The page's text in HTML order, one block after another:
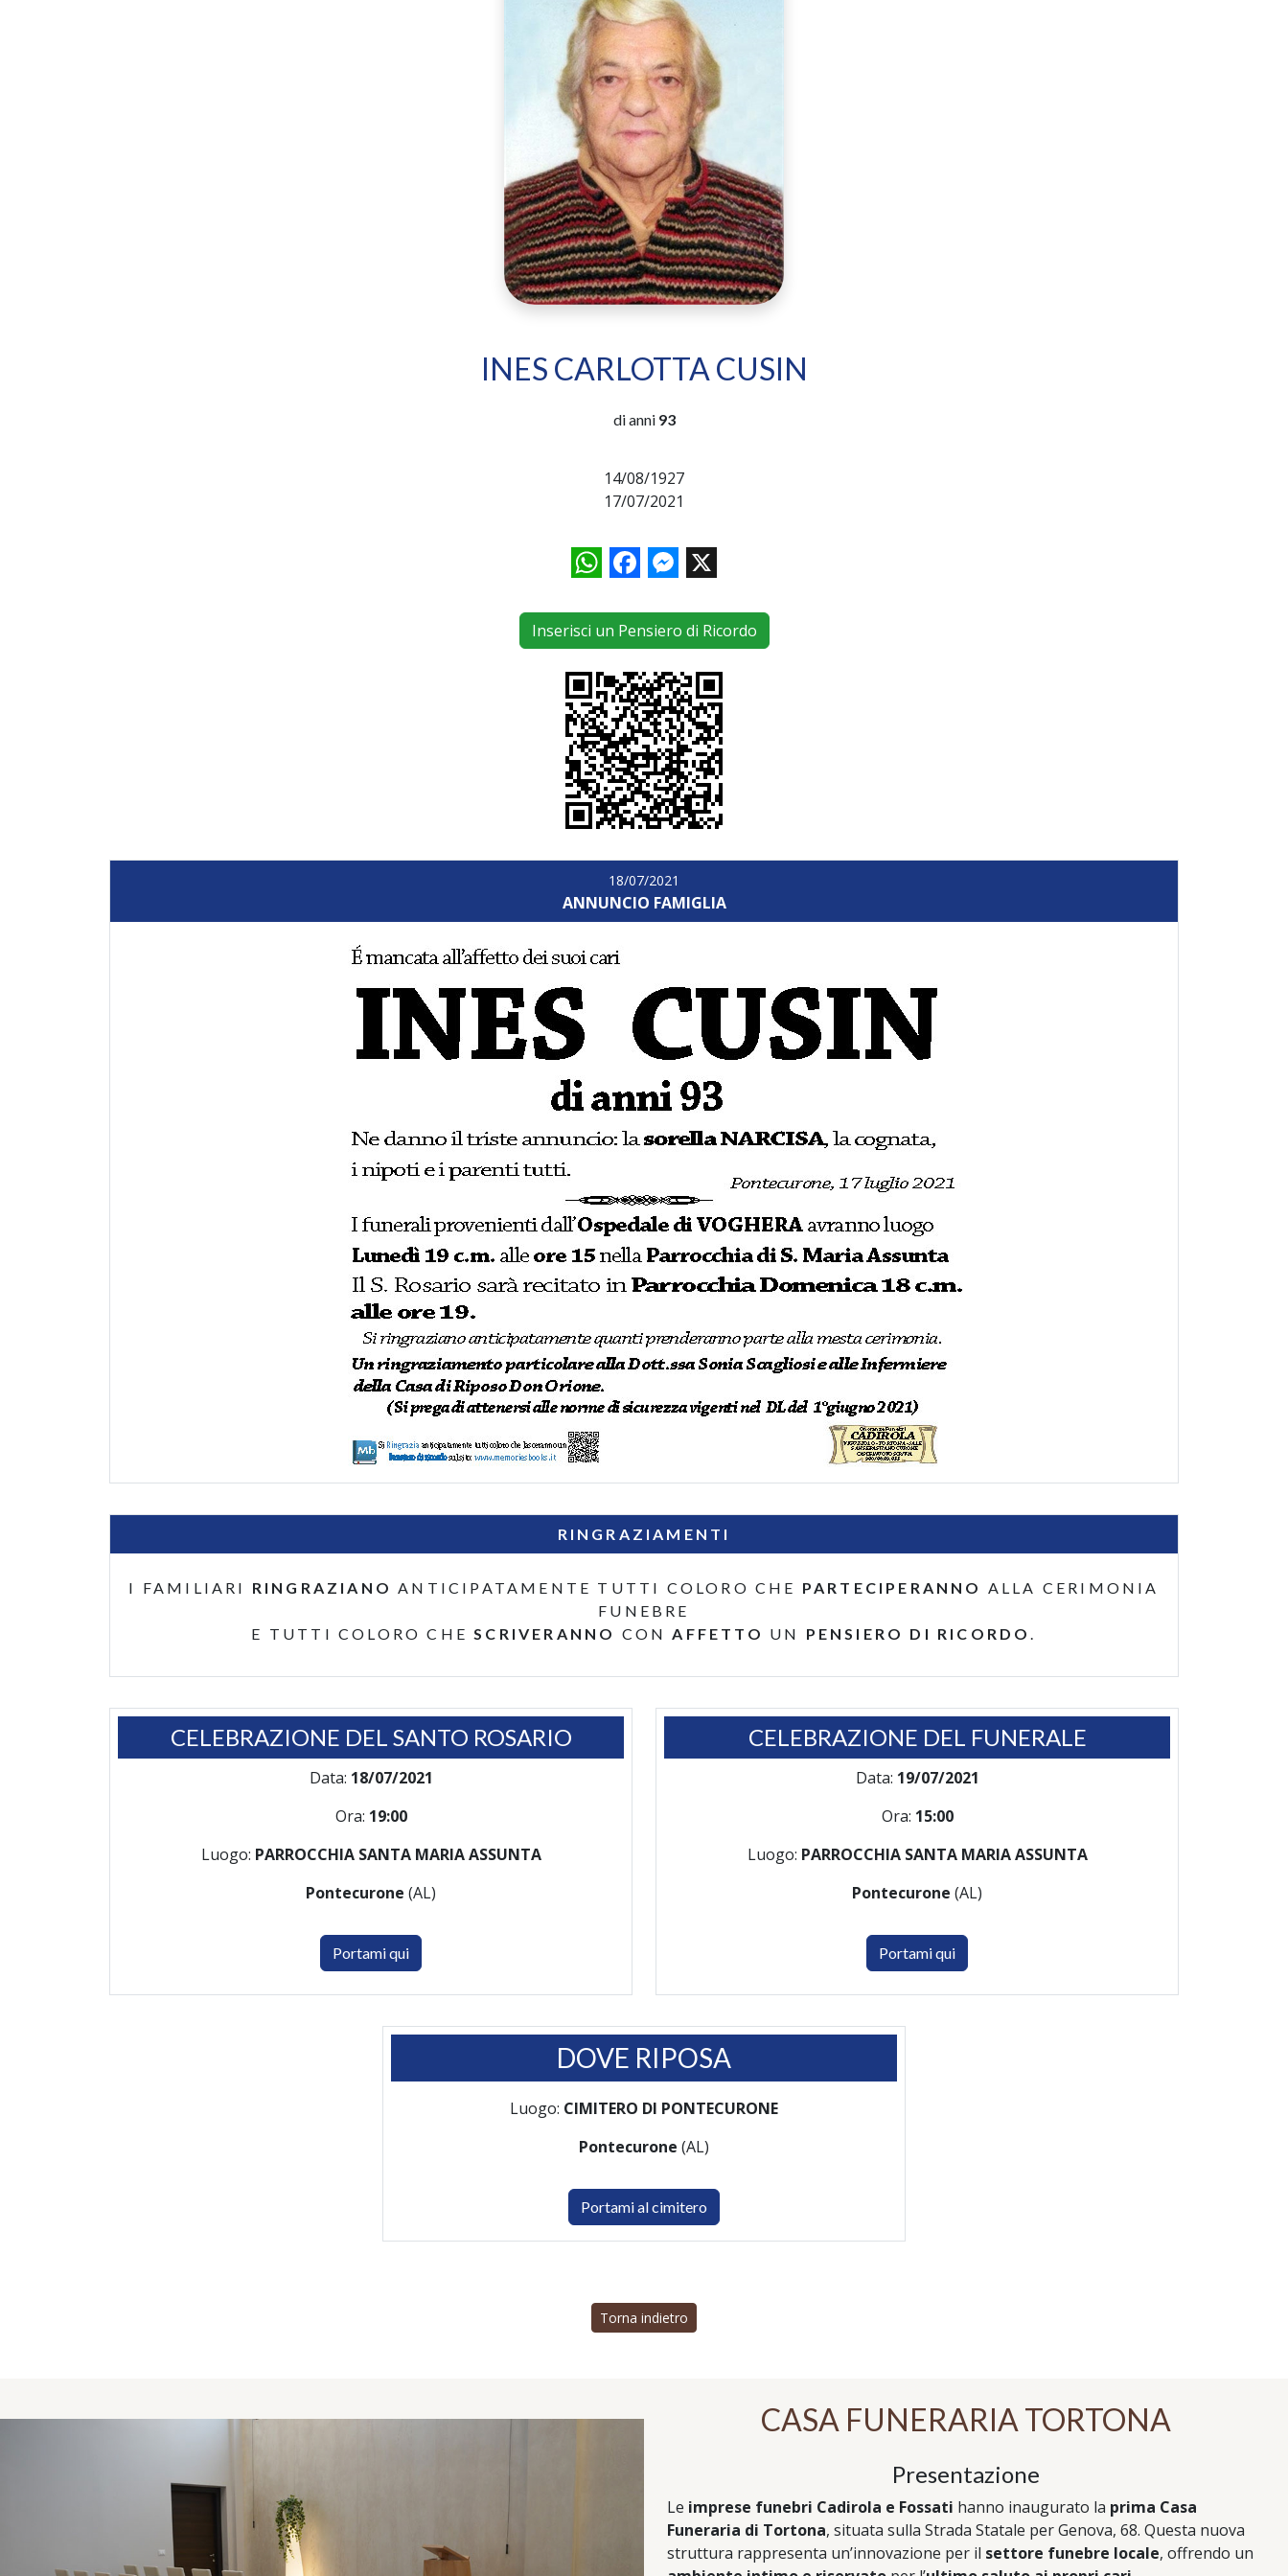
INES CARLOTTA CUSIN
di anni 93
14/08/1927
17/07/2021
WhatsAppFacebookMessenger
X
Inserisci un Pensiero di Ricordo
18/07/2021
ANNUNCIO FAMIGLIA
RINGRAZIAMENTI
I FAMILIARI RINGRAZIANO ANTICIPATAMENTE TUTTI COLORO CHE PARTECIPERANNO ALLA CERIMONIA
FUNEBRE
E TUTTI COLORO CHESCRIVERANNO CONAFFETTO UN PENSIERO DI RICORDO.
CELEBRAZIONE DEL SANTO ROSARIO
Data: 18/07/2021
Ora: 19:00
Luogo: PARROCCHIA SANTA MARIA ASSUNTA
Pontecurone (AL)
Portami qui
CELEBRAZIONE DEL FUNERALE
Data: 19/07/2021
Ora: 15:00
Luogo: PARROCCHIA SANTA MARIA ASSUNTA
Pontecurone (AL)
Portami qui
DOVE RIPOSA
Luogo: CIMITERO DI PONTECURONE
Pontecurone (AL)
Portami al cimitero
Torna indietro
CASA FUNERARIA TORTONA
Presentazione
Le imprese funebri Cadirola e Fossati hanno inaugurato la prima Casa
Funeraria di Tortona, situata sulla Strada Statale per Genova, 68. Questa nuova
struttura rappresenta un’innovazione per il settore funebre locale, offrendo un